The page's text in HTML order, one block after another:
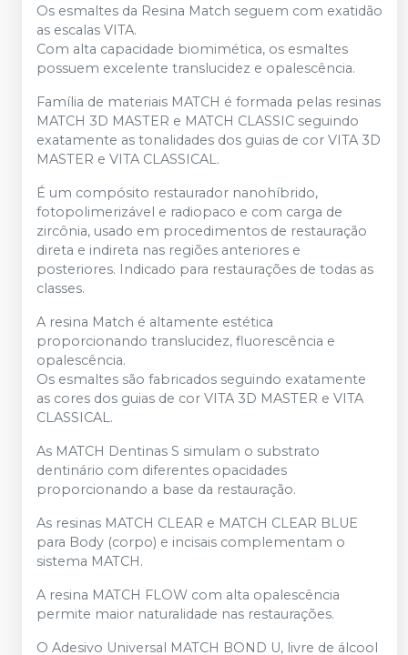
Os esmaltes da Resina Match seguem com exatidão
as escalas VITA.
Com alta capacidade biomimética, os esmaltes
possuem excelente translucidez e opalescência.
Família de materiais MATCH é formada pelas resinas
MATCH 3D MASTER e MATCH CLASSIC seguindo
exatamente as tonalidades dos guias de cor VITA 3D
MASTER e VITA CLASSICAL.
É um compósito restaurador nanohíbrido,
fotopolimerizável e radiopaco e com carga de
zircônia, usado em procedimentos de restauração
direta e indireta nas regiões anteriores e
posteriores. Indicado para restaurações de todas as
classes.
A resina Match é altamente estética
proporcionando translucidez, fluorescência e
opalescência.
Os esmaltes são fabricados seguindo exatamente
as cores dos guias de cor VITA 3D MASTER e VITA
CLASSICAL.
As MATCH Dentinas S simulam o substrato
dentinário com diferentes opacidades
proporcionando a base da restauração.
As resinas MATCH CLEAR e MATCH CLEAR BLUE
para Body (corpo) e incisais complementam o
sistema MATCH.
A resina MATCH FLOW com alta opalescência
permite maior naturalidade nas restaurações.
O Adesivo Universal MATCH BOND U, livre de álcool